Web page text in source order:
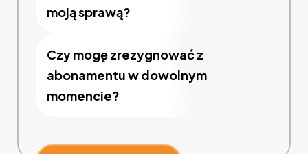
moją sprawą?
Czy mogę zrezygnować z
abonamentu w dowolnym
momencie?